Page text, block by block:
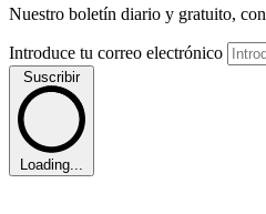
Nuestro boletín diario y gratuito,
Introduce tu correo electrónico
Suscribir
Loading...